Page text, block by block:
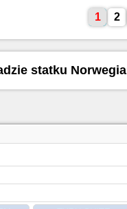
2
1
statku